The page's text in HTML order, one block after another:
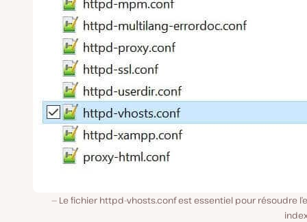
Le fichier httpd-vhosts.conf est essentiel pour résoudre